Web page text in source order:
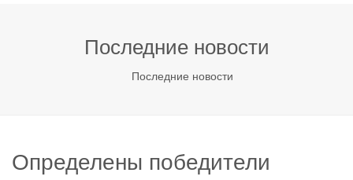
Последние новости
Последние новости
Определены победители